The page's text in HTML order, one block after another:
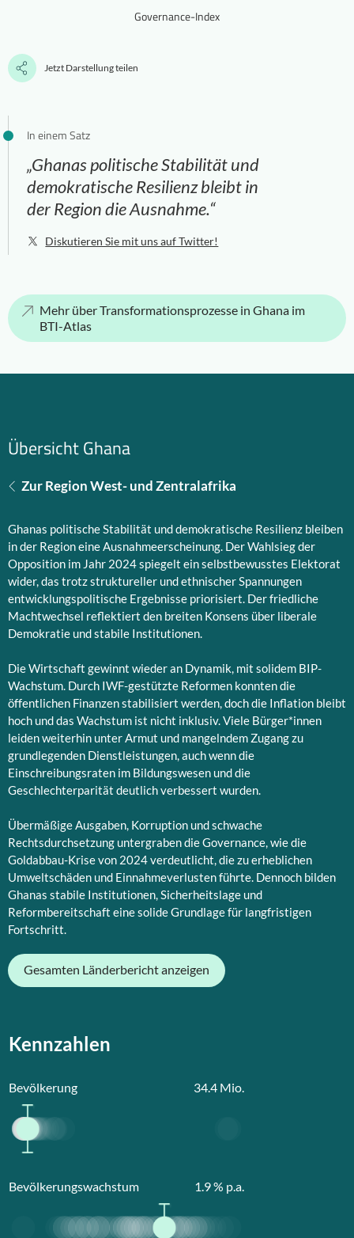
Governance-Index
Jetzt Darstellung teilen
In einem Satz
„Ghanas politische Stabilität und
demokratische Resilienz bleibt in
der Region die Ausnahme.“
Diskutieren Sie mit uns auf Twitter!
Mehr über Transformationsprozesse in Ghana im
BTI-Atlas
Übersicht Ghana
Zur Region West- und Zentralafrika
Ghanas politische Stabilität und demokratische Resilienz bleiben
in der Region eine Ausnahmeerscheinung. Der Wahlsieg der
Opposition im Jahr 2024 spiegelt ein selbstbewusstes Elektorat
wider, das trotz struktureller und ethnischer Spannungen
entwicklungspolitische Ergebnisse priorisiert. Der friedliche
Machtwechsel reflektiert den breiten Konsens über liberale
Demokratie und stabile Institutionen.
Die Wirtschaft gewinnt wieder an Dynamik, mit solidem BIP-
Wachstum. Durch IWF-gestützte Reformen konnten die
öffentlichen Finanzen stabilisiert werden, doch die Inflation bleibt
hoch und das Wachstum ist nicht inklusiv. Viele Bürger*innen
leiden weiterhin unter Armut und mangelndem Zugang zu
grundlegenden Dienstleistungen, auch wenn die
Einschreibungsraten im Bildungswesen und die
Geschlechterparität deutlich verbessert wurden.
Übermäßige Ausgaben, Korruption und schwache
Rechtsdurchsetzung untergraben die Governance, wie die
Goldabbau-Krise von 2024 verdeutlicht, die zu erheblichen
Umweltschäden und Einnahmeverlusten führte. Dennoch bilden
Ghanas stabile Institutionen, Sicherheitslage und
Reformbereitschaft eine solide Grundlage für langfristigen
Fortschritt.
Gesamten Länderbericht anzeigen
Kennzahlen
Bevölkerung 34.4 Mio.
Bevölkerungswachstum 1.9% p.a.